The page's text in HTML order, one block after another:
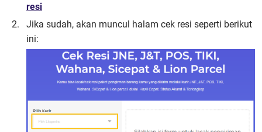
resi
Jika sudah, akan muncul halam cek resi seperti berikut
ini: